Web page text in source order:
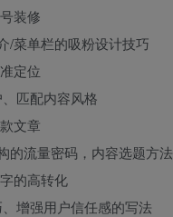
装修
/菜单栏的吸粉设计技巧
定位
匹配内容风格
文章
的流量密码，内容选题方法
的高转化
增强用户信任感的写法